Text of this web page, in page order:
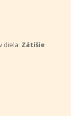
diela: Zátišie